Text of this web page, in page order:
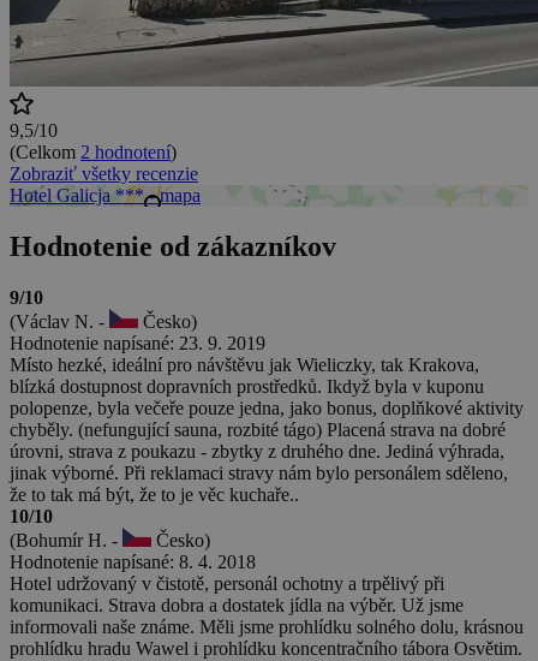
9,5/10
(Celkom 2 hodnotení)
Zobraziť všetky recenzie
Hotel Galicja *** - mapa
Hodnotenie od zákazníkov
9/10
(Václav N. -
Česko)
Hodnotenie napísané: 23. 9. 2019
Místo hezké, ideální pro návštěvu jak Wieliczky, tak Krakova,
blízká dostupnost dopravních prostředků. Ikdyž byla v kuponu
polopenze, byla večeře pouze jedna, jako bonus, doplňkové aktivity
chyběly. (nefungující sauna, rozbité tágo) Placená strava na dobré
úrovni, strava z poukazu - zbytky z druhého dne. Jediná výhrada,
jinak výborné. Při reklamaci stravy nám bylo personálem sděleno,
že to tak má být, že to je věc kuchaře..
10/10
(Bohumír H. -
Česko)
Hodnotenie napísané: 8. 4. 2018
Hotel udržovaný v čistotě, personál ochotny a trpělivý při
komunikaci. Strava dobra a dostatek jídla na výběr. Už jsme
informovali naše známe. Měli jsme prohlídku solného dolu, krásnou
prohlídku hradu Wawel i prohlídku koncentračního tábora Osvětim.